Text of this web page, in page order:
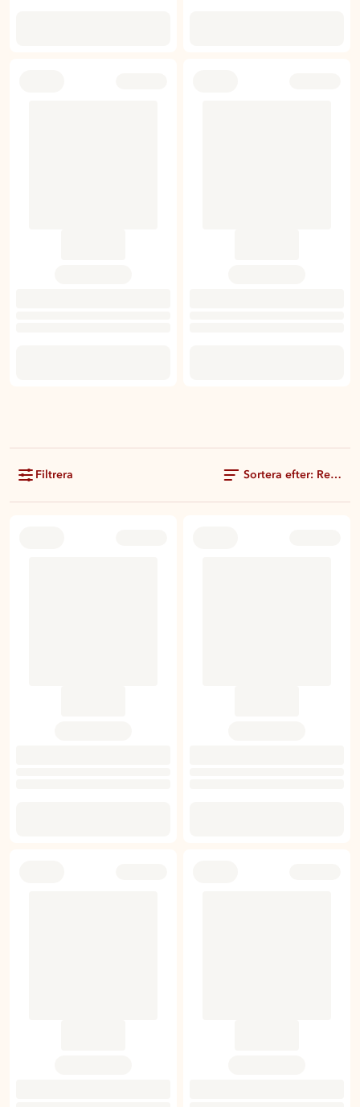
Filtrera Sortera efter: